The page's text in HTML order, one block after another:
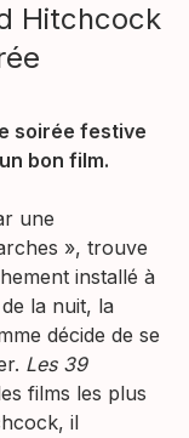
Hitchcock
soirée festive
bon film.
une
», trouve
installé à
la nuit, la
décide de se
Les 39
films les plus
il